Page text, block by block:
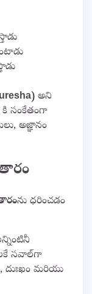
అని
సంకేతంగా
అజ్ఞానం
ను ధరించడం
సవాల్‌గా
దుఃఖం మరియు